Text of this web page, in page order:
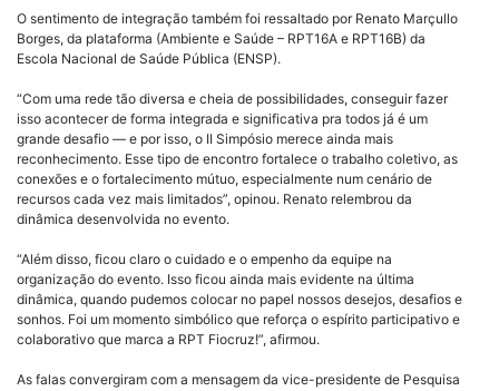
O sentimento de integração também foi ressaltado por Renato Marçullo
Borges, da plataforma (Ambiente e Saúde – RPT16A e RPT16B) da
Escola Nacional de Saúde Pública (ENSP).
“Com uma rede tão diversa e cheia de possibilidades, conseguir fazer
isso acontecer de forma integrada e significativa pra todos já é um
grande desafio — e por isso, o II Simpósio merece ainda mais
reconhecimento. Esse tipo de encontro fortalece o trabalho coletivo, as
conexões e o fortalecimento mútuo, especialmente num cenário de
recursos cada vez mais limitados”, opinou. Renato relembrou da
dinâmica desenvolvida no evento.
“Além disso, ficou claro o cuidado e o empenho da equipe na
organização do evento. Isso ficou ainda mais evidente na última
dinâmica, quando pudemos colocar no papel nossos desejos, desafios e
sonhos. Foi um momento simbólico que reforça o espírito participativo e
colaborativo que marca a RPT Fiocruz!”, afirmou.
As falas convergiram com a mensagem da vice-presidente de Pesquisa